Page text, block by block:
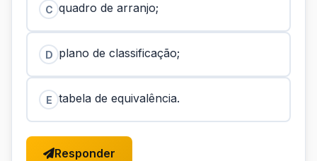
C quadro de arranjo;
D plano de classificação;
E tabela de equivalência.
Responder